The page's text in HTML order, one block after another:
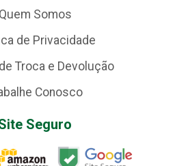
Quem Somos
de Privacidade
Troca e Devolução
Conosco
Seguro